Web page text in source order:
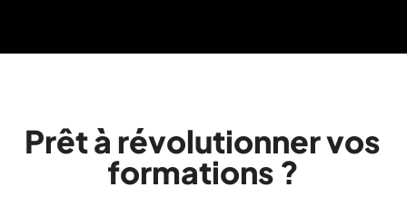
Prêt à révolutionner vos
formations ?